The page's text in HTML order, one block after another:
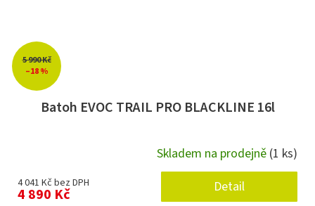
5 990 Kč
–18 %
Batoh EVOC TRAIL PRO BLACKLINE 16l
Skladem na prodejně (1 ks)
4 041 Kč bez DPH
4 890 Kč
Detail